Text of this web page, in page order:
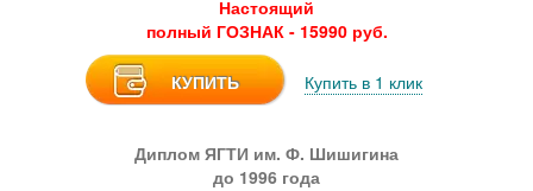
Настоящий
полный ГОЗНАК - 15990 руб.
КУПИТЬ Купить в 1 клик
Диплом ЯГТИ им. Ф. Шишигина
до 1996 года